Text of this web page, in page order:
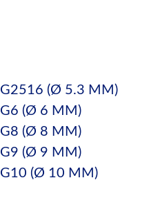
G2516 (Ø 5.3 MM)
G6 (Ø 6 MM)
G8 (Ø 8 MM)
G9 (Ø 9 MM)
G10 (Ø 10 MM)